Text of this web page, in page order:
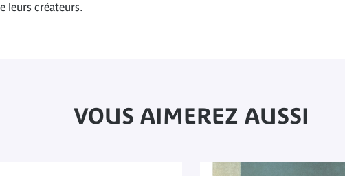
leurs créateurs.
VOUS AIMEREZ AUSSI